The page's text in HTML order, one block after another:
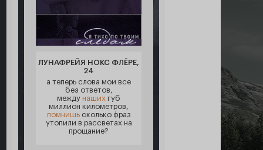
ЛУНАФРЕЙЯ НОКС ФЛЁРЕ,
24
а теперь слова мои все
без ответов,
между наших губ
миллион километров,
помнишьсколько фраз
утопили в рассветах на
прощание?